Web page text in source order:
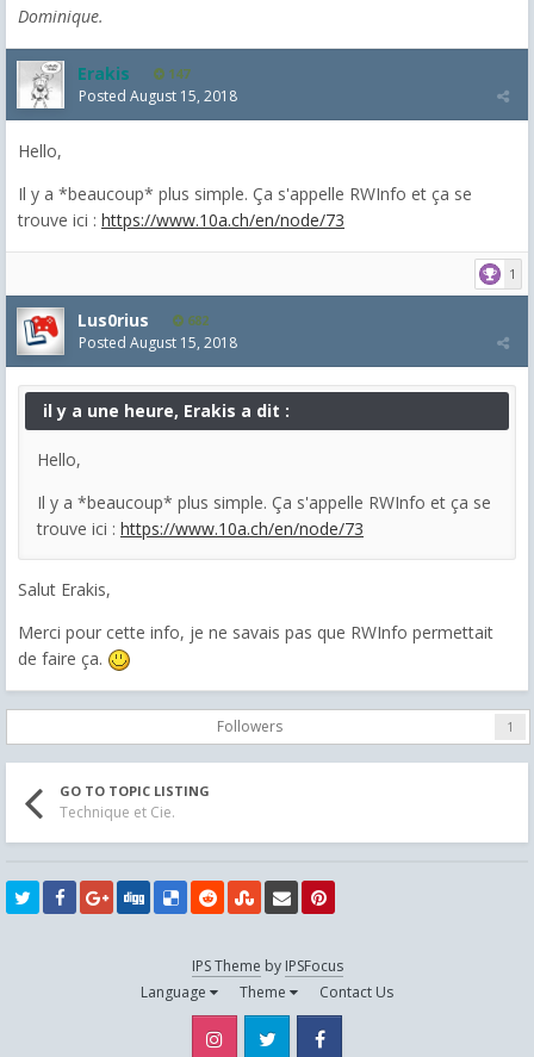
Dominique.
Erakis 147
Posted August 15, 2018
Hello,
Il y a *beaucoup* plus simple. Ça s'appelle RWInfo et ça se
trouve ici : https://www.10a.ch/en/node/73
1
Lus0rius 682
Posted August 15, 2018
il y a une heure, Erakis a dit :
Hello,
Il y a *beaucoup* plus simple. Ça s'appelle RWInfo et ça se
trouve ici : https://www.10a.ch/en/node/73
Salut Erakis,
Merci pour cette info, je ne savais pas que RWInfo permettait
de faire ça.
Followers 1
GO TO TOPIC LISTING
Technique et Cie.
IPS Theme by IPSFocus
Language
Theme Contact Us
Instagram Twitter